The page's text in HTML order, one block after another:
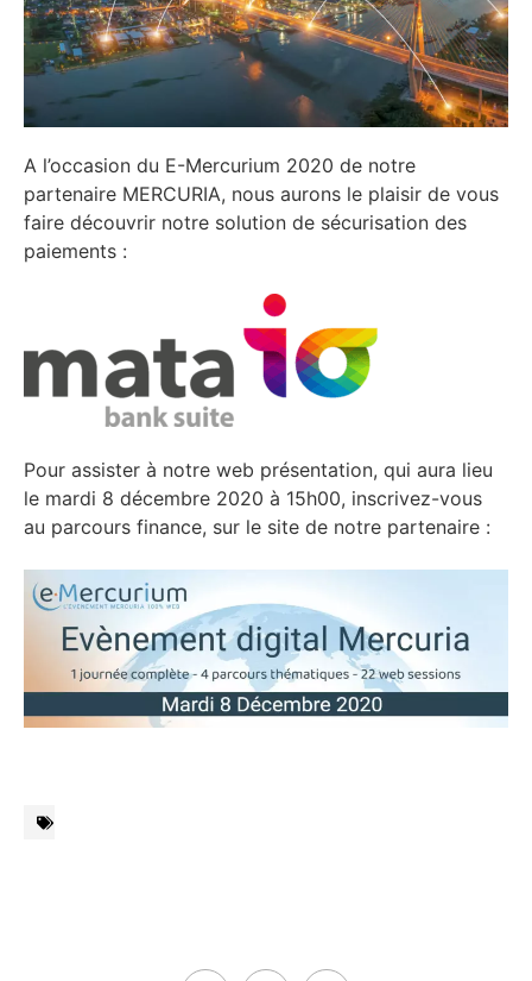
A l’occasion du E-Mercurium 2020 de notre
partenaire MERCURIA, nous aurons le plaisir de vous
faire découvrir notre solution de sécurisation des
paiements :
Pour assister à notre web présentation, qui aura lieu
le mardi 8 décembre 2020 à 15h00, inscrivez-vous
au parcours finance, sur le site de notre partenaire :